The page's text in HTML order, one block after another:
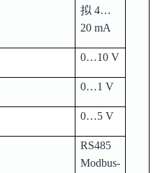
拟 4…
20 mA
0…10 V
0…1 V
0…5 V
RS485
Modbus-